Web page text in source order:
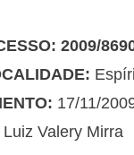
2009/
17/11/
Valery Mirra